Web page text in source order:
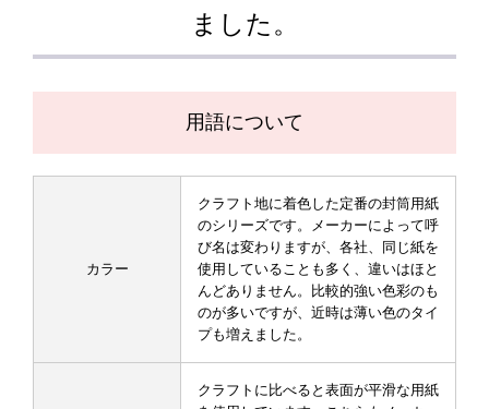
ました。
用語について
カラー
クラフト地に着色した定番の封筒用紙
のシリーズです。メーカーによって呼
び名は変わりますが、各社、同じ紙を
使用していることも多く、違いはほと
んどありません。比較的強い色彩のも
のが多いですが、近時は薄い色のタイ
プも増えました。
クラフトに比べると表面が平滑な用紙